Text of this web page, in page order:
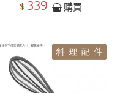
$ 339 購買